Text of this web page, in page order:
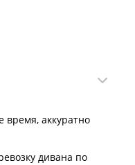
время, аккуратно
дивана по